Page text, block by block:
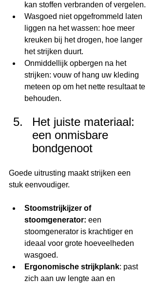
kan stoffen verbranden of vergelen.
Wasgoed niet opgefrommeld laten
liggen na het wassen: hoe meer
kreuken bij het drogen, hoe langer
het strijken duurt.
Onmiddellijk opbergen na het
strijken: vouw of hang uw kleding
meteen op om het nette resultaat te
behouden.
Het juiste materiaal:
een onmisbare
bondgenoot
Goede uitrusting maakt strijken een
stuk eenvoudiger.
Stoomstrijkijzer of
stoomgenerator: een
stoomgenerator is krachtiger en
ideaal voor grote hoeveelheden
wasgoed.
Ergonomische strijkplank: past
zich aan uw lengte aan en